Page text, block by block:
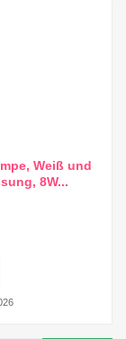
Weiß und
8W...